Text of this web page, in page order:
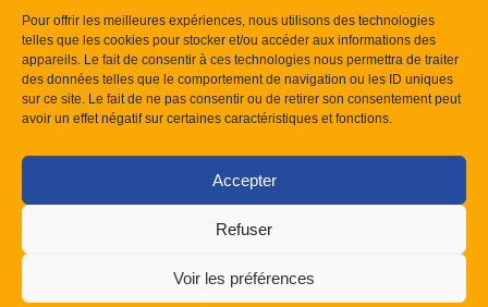
Pour offrir les meilleures expériences, nous utilisons des technologies
telles que les cookies pour stocker et/ou accéder aux informations des
appareils. Le fait de consentir à ces technologies nous permettra de traiter
des données telles que le comportement de navigation ou les ID uniques
sur ce site. Le fait de ne pas consentir ou de retirer son consentement peut
avoir un effet négatif sur certaines caractéristiques et fonctions.
Accepter
Refuser
Voir les préférences